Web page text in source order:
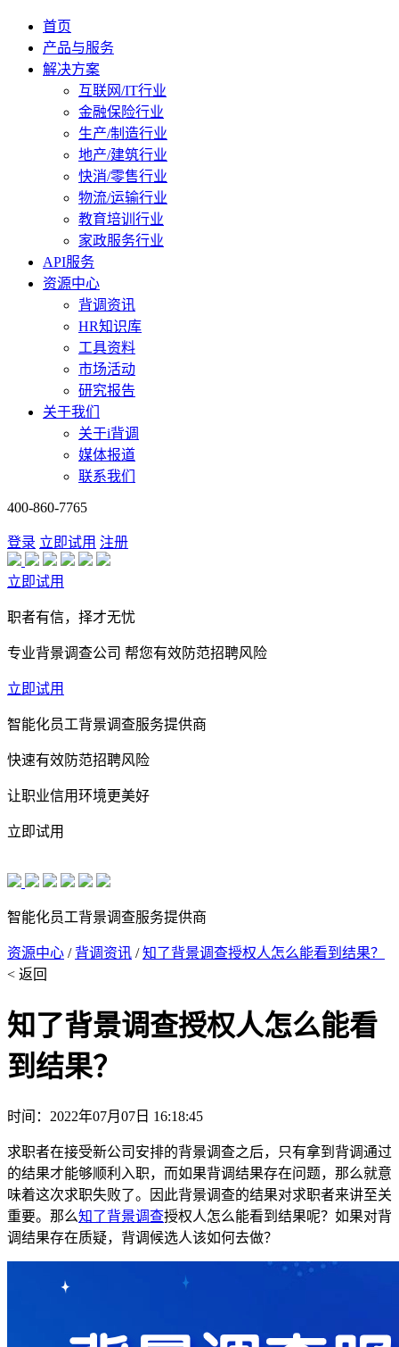
首页
产品与服务
解决方案
互联网/IT行业
金融保险行业
生产/制造行业
地产/建筑行业
快消/零售行业
物流/运输行业
教育培训行业
家政服务行业
API服务
资源中心
背调资讯
HR知识库
工具资料
市场活动
研究报告
关于我们
关于i背调
媒体报道
联系我们
400-860-7765
登录 立即试用 注册
立即试用
职者有信，择才无忧
专业背景调查公司 帮您有效防范招聘风险
立即试用
智能化员工背景调查服务提供商
快速有效防范招聘风险
让职业信用环境更美好
立即试用
智能化员工背景调查服务提供商
资源中心 / 背调资讯 /知了背景调查授权人怎么能看到结果？
< 返回
知了背景调查授权人怎么能看
到结果？
时间：2022年07月07日 16:18:45
求职者在接受新公司安排的背景调查之后，只有拿到背调通过
的结果才能够顺利入职，而如果背调结果存在问题，那么就意
味着这次求职失败了。因此背景调查的结果对求职者来讲至关
重要。那么知了背景调查授权人怎么能看到结果呢？如果对背
调结果存在质疑，背调候选人该如何去做？